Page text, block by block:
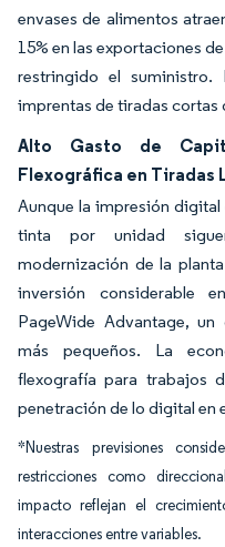
envases de alimentos
15% en las exportaciones
restringido el
imprentas de tiradas cortas
Alto Gasto de
Flexográfica en Tiradas
Aunque la impresión
tinta por unidad
modernización de la
inversión considerable
PageWide Advantage,
más pequeños. La
flexografía para trabajos
penetración de lo digital en
*Nuestras previsiones
restricciones como
impacto reflejan el
interacciones entre variables.